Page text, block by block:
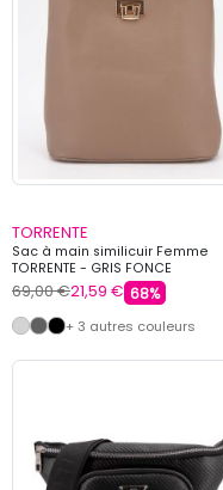
TORRENTE
Sac à main similicuir Femme
TORRENTE - GRIS FONCE
69,00 €21,59 € 68%
+ 3 autres couleurs